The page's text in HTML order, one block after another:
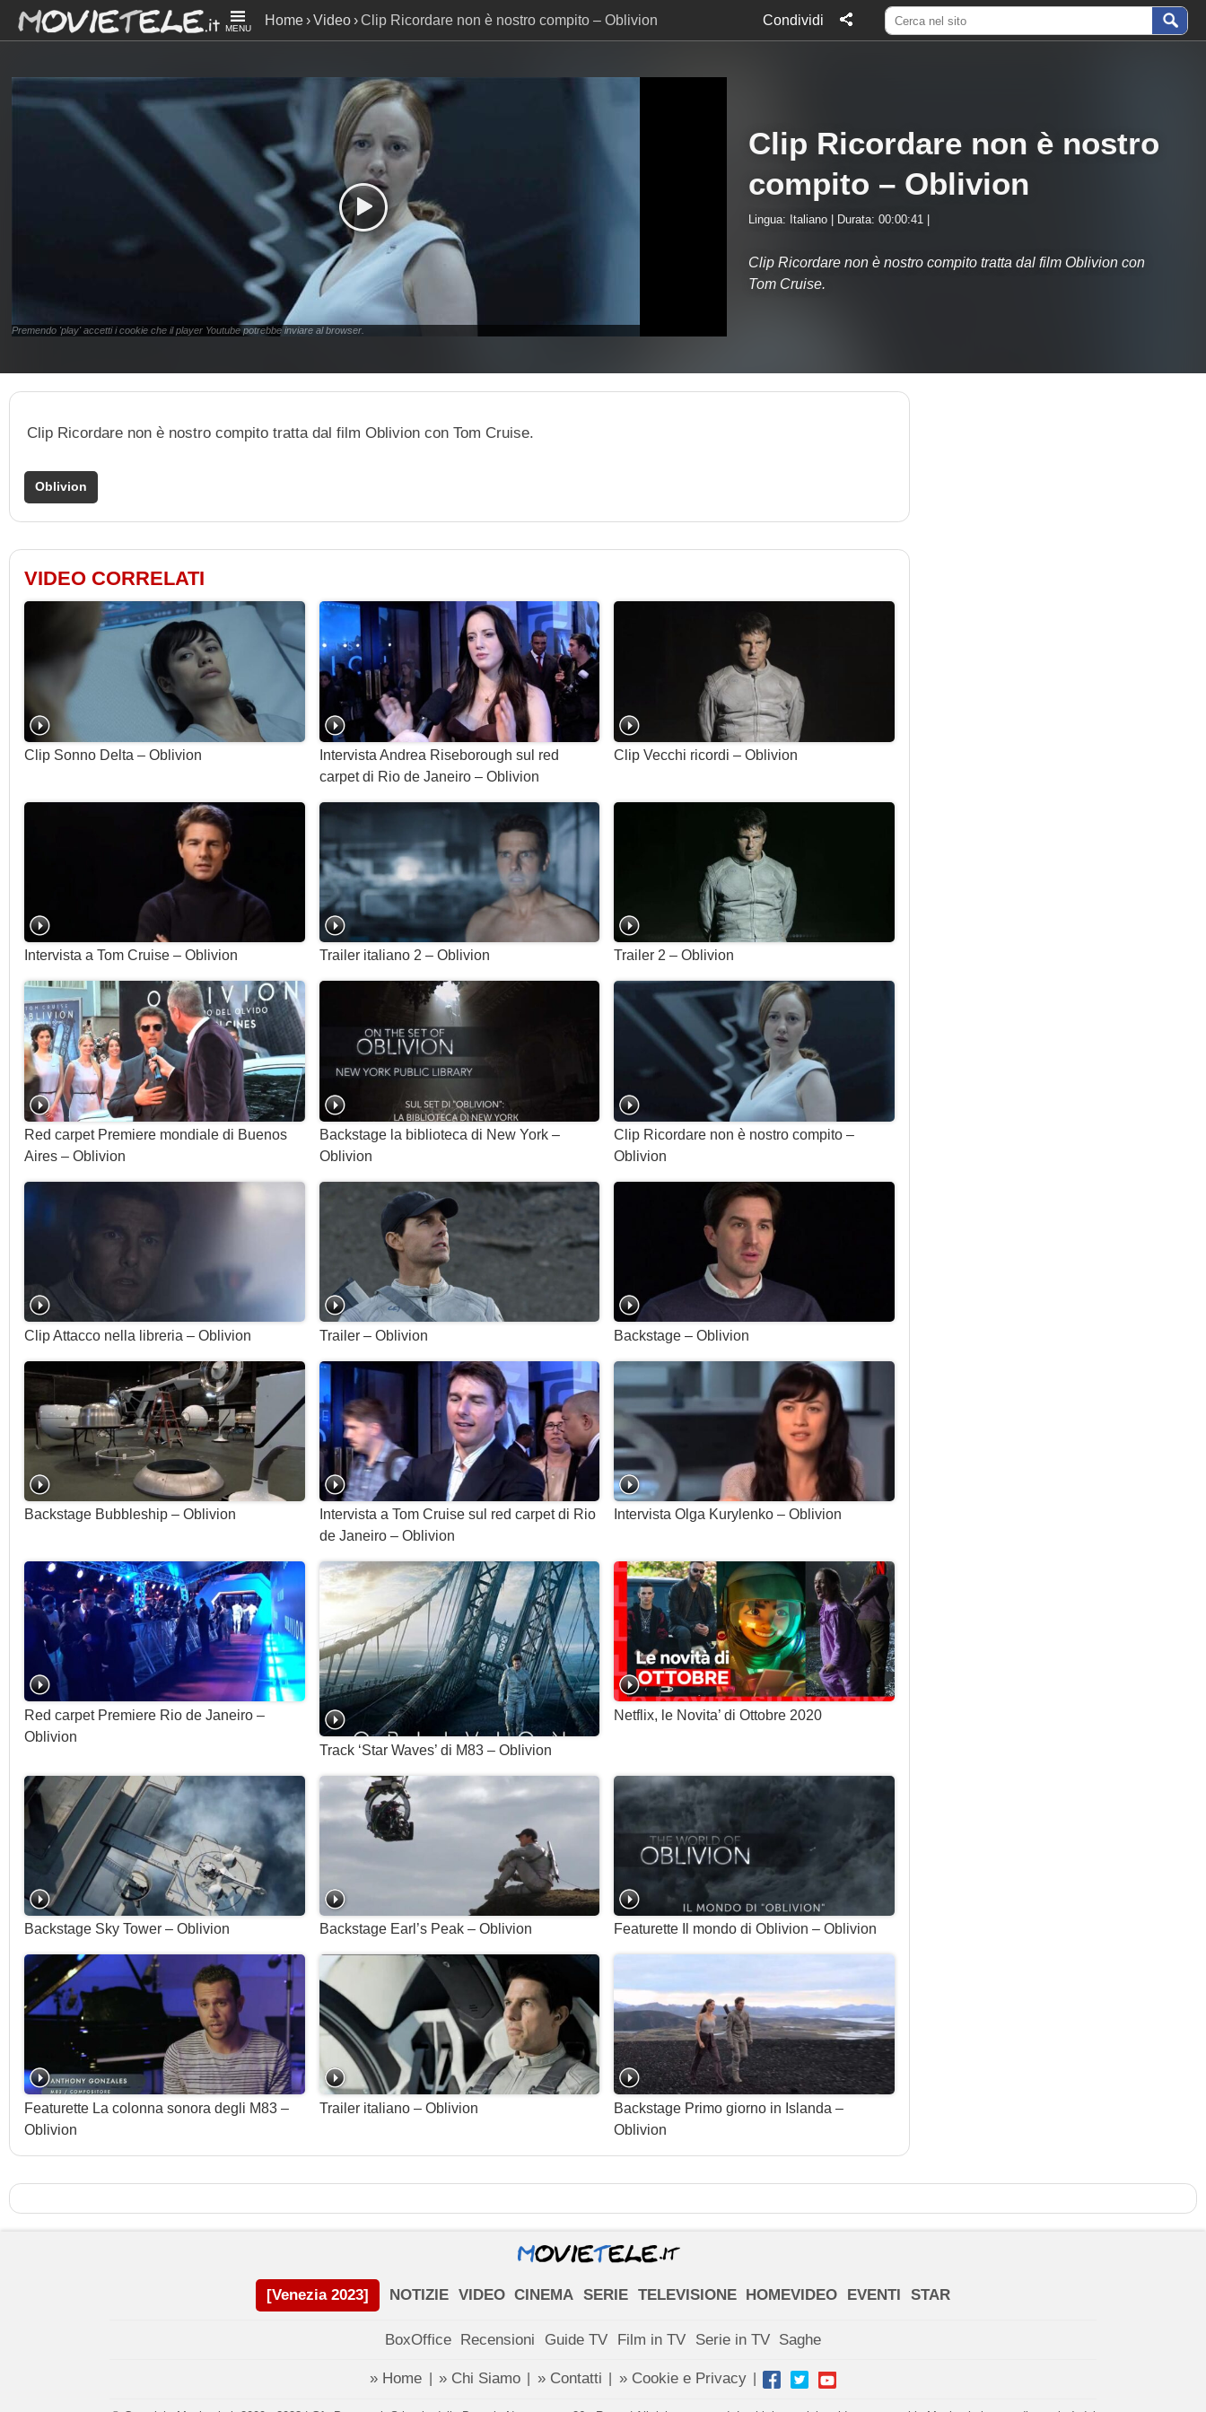
MENU
Home Video Clip Ricordare non è nostro compito – Oblivion Condividi
Premendo 'play' accetti i cookie che il player Youtube potrebbe inviare al browser.
Clip Ricordare non è nostro
compito – Oblivion
Lingua: Italiano | Durata: 00:00:41 |
Clip Ricordare non è nostro compito tratta dal film Oblivion con
Tom Cruise.
Clip Ricordare non è nostro compito tratta dal film Oblivion con Tom Cruise.
Oblivion
VIDEO CORRELATI
Clip Sonno Delta – Oblivion
Intervista Andrea Riseborough sul red
carpet di Rio de Janeiro – Oblivion
Clip Vecchi ricordi – Oblivion
Intervista a Tom Cruise – Oblivion Trailer italiano 2 – Oblivion Trailer 2 – Oblivion
Red carpet Premiere mondiale di Buenos
Aires – Oblivion
Backstage la biblioteca di New York –
Oblivion
Clip Ricordare non è nostro compito –
Oblivion
Clip Attacco nella libreria – Oblivion Trailer – Oblivion Backstage – Oblivion
Backstage Bubbleship – Oblivion
Intervista a Tom Cruise sul red carpet di Rio
de Janeiro – Oblivion
Intervista Olga Kurylenko – Oblivion
Red carpet Premiere Rio de Janeiro –
Oblivion
Track ‘Star Waves’ di M83 – Oblivion
Netflix, le Novita’ di Ottobre 2020
Backstage Sky Tower – Oblivion Backstage Earl’s Peak – Oblivion Featurette Il mondo di Oblivion – Oblivion
Featurette La colonna sonora degli M83 –
Oblivion
Trailer italiano – Oblivion
Backstage Primo giorno in Islanda –
Oblivion
[Venezia 2023] NOTIZIE VIDEO CINEMA SERIE TELEVISIONE HOMEVIDEO EVENTI STAR
BoxOffice Recensioni Guide TV Film in TV Serie in TV Saghe
» Home » Chi Siamo » Contatti » Cookie e Privacy